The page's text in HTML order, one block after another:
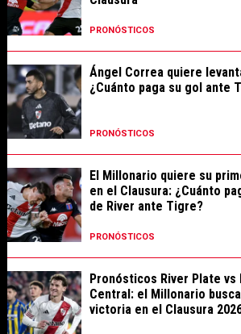
PRONÓSTICOS
Ángel Correa quiere
¿Cuánto paga su gol ante
PRONÓSTICOS
El Millonario quiere su
en el Clausura: ¿Cuánto
de River ante Tigre?
PRONÓSTICOS
Pronósticos River Plate vs
Central: el Millonario
victoria en el Clausura